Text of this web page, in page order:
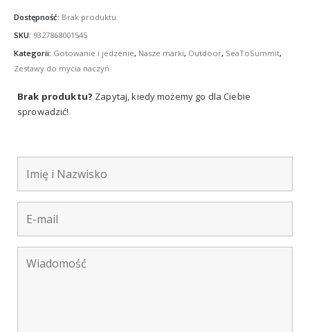
Dostępność: Brak produktu.
SKU: 9327868001545
Kategorii: Gotowanie i jedzenie, Nasze marki, Outdoor, SeaToSummit,
Zestawy do mycia naczyń
Brak produktu? Zapytaj, kiedy możemy go dla Ciebie
sprowadzić!